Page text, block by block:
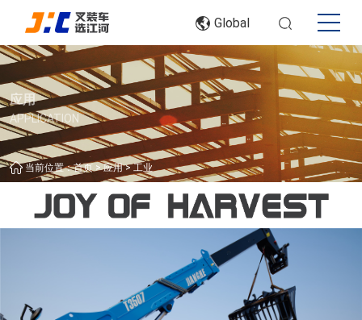
Global
应用
APPLICATION
当前位置：首页 >应用>工业